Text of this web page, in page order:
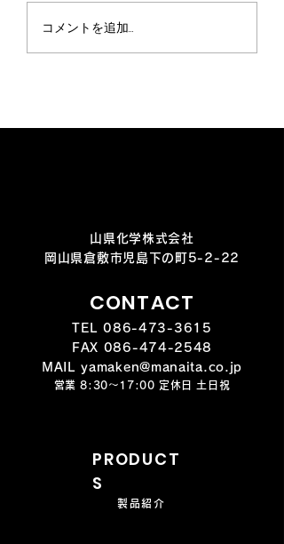
コメントを追加…
山県化学株式会社
岡山県倉敷市児島下の町5-2-22
CONTACT
TEL086-473-3615
FAX 086-474-2548
MAIL yamaken@manaita.co.jp
営業 8:30～17:00 定休日 土日祝
PRODUCT
S
製品紹介